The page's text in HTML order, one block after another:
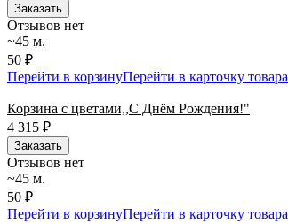
Заказать
Отзывов нет
~45 м.
50 ₽
Перейти в корзинуПерейти в карточку товара
Корзина с цветами,,С Днём Рождения!"
4 315 ₽
Заказать
Отзывов нет
~45 м.
50 ₽
Перейти в корзинуПерейти в карточку товара